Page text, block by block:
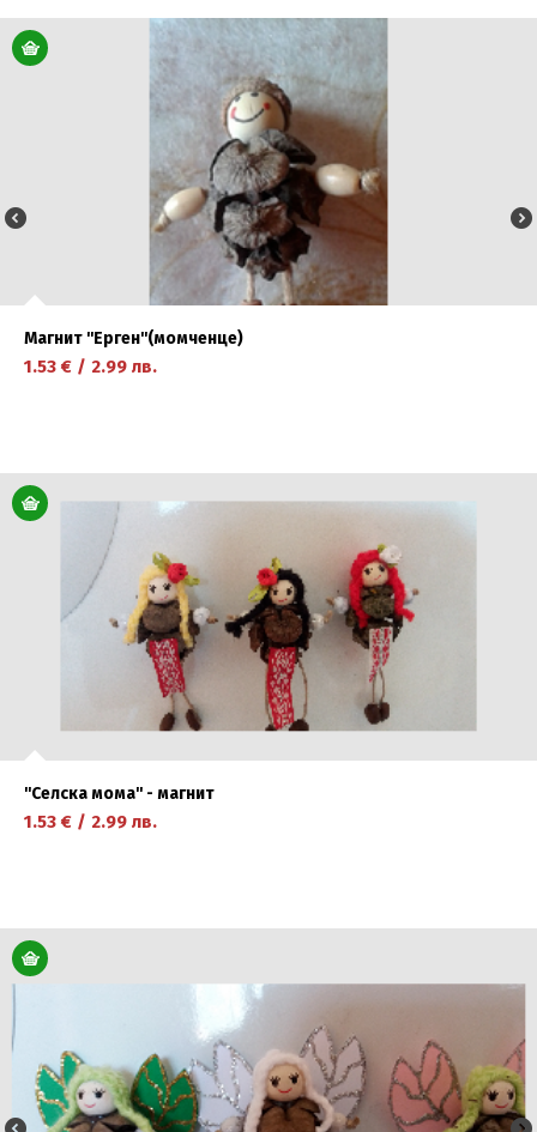
научете повече
Магнит ''Ерген''(момченце)
1.53 € / 2.99 лв.
научете повече
''Селска мома'' - магнит
1.53 € / 2.99 лв.
научете повече